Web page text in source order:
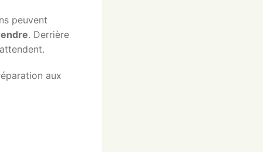
peuvent
. Derrière
aux